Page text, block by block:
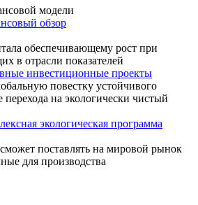
модели
обзор
обеспечивающему рост при
в отрасли показателей
инвестиционные проекты
повестку устойчивого
на экологически чистый
экологическая программа
поставлять на мировой рынок
для производства